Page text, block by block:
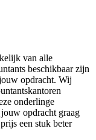
van alle
beschikbaar zijn
opdracht. Wij
onderlinge
opdracht graag
een stuk beter